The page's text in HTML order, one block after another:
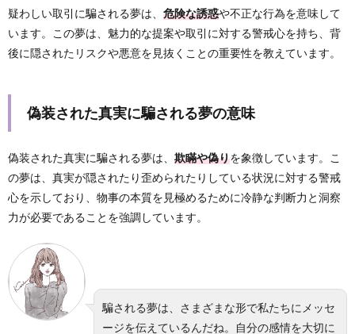
疑わしい取引に騙される夢は、 危険な誘惑や不正な行為を意味して
います。この夢は、魅力的な提案や取引に対する警戒心を持ち、背
後に隠されたリスクや悪意を見抜くことの重要性を教えています。
偽装された真実に騙される夢の意味
偽装された真実に騙される夢は、 欺瞞や偽りを象徴しています。こ
の夢は、真実が隠されたり歪められたりしている状況に対する警戒
心を示しており、物事の本質を見極めるために冷静な判断力と洞察
力が必要であることを強調しています。
騙される夢は、さまざまな形で私たちにメッセ
ージを伝えているんだね。自分の感情を大切に